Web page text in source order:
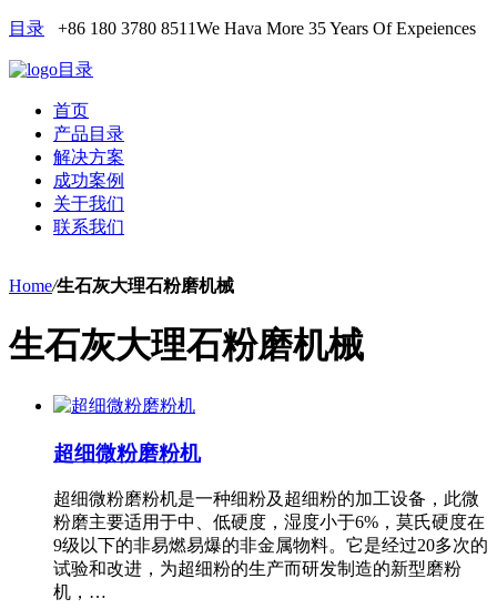
目录 +86 180 3780 8511We Hava More 35 Years Of Expeiences
目录
首页
产品目录
解决方案
成功案例
关于我们
联系我们
Home/生石灰大理石粉磨机械
生石灰大理石粉磨机械
超细微粉磨粉机
超细微粉磨粉机是一种细粉及超细粉的加工设备，此微
粉磨主要适用于中、低硬度，湿度小于6%，莫氏硬度在
9级以下的非易燃易爆的非金属物料。它是经过20多次的
试验和改进，为超细粉的生产而研发制造的新型磨粉
机，…